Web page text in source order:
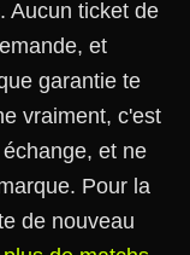
Aucun ticket de
et
garantie te
vraiment, c'est
et ne
Pour la
de nouveau